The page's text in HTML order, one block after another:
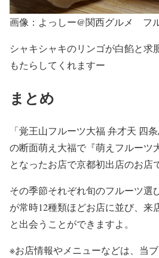
画像：よっしー@関西グルメ フ
シャキシャキのリンゴが白餡と求
もたらしてくれますー
まとめ
「覚王山フルーツ大福 弁才天 四
の断面萌え大福で『萌えフルーツ
となったお店で京都初出店のお店
その季節それぞれ旬のフルーツ選
が常時12種類ほどお店に並び、来
と出会うことができますよ。
※お店情報やメニューなどは、当